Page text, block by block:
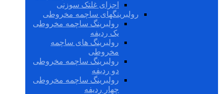
اجزای غلتک سوزنی
رولبرینگهای ساچمه مخروطی
رولبرینگ ساچمه مخروطی
یک ردیفه
رولبرینگ های ساچمه
مخروطی
رولبرینگ ساچمه مخروطی
دو ردیفه
رولبرینگ ساچمه مخروطی
چهار ردیفه